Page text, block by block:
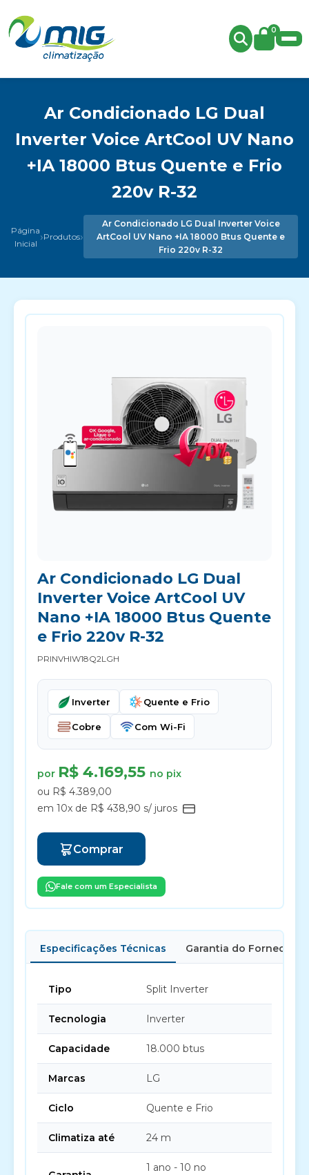
0
Ar Condicionado LG Dual
Inverter Voice ArtCool UV Nano
+IA 18000 Btus Quente e Frio
220v R-32
Página
Inicial ›Produtos›
Ar Condicionado LG Dual Inverter Voice
ArtCool UV Nano +IA 18000 Btus Quente e
Frio 220v R-32
Ar Condicionado LG Dual
Inverter Voice ArtCool UV
Nano +IA 18000 Btus Quente
e Frio 220v R-32
PRINVHIW18Q2LGH
Inverter Quente e Frio
Cobre Com Wi-Fi
por R$ 4.169,55 no pix
ou R$ 4.389,00
em 10x de R$ 438,90 s/ juros
Comprar
Fale com um Especialista
Especificações Técnicas Garantia do Fornecedor
Tipo Split Inverter
Tecnologia Inverter
Capacidade 18.000 btus
Marcas LG
Ciclo Quente e Frio
Climatiza até 24 m
1 ano - 10 no